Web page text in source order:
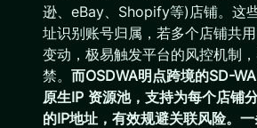
逊、eBay、Shopify等)店铺。这
址识别账号归属，若多个店铺共
变动，极易触发平台的风控机制
禁。 而OSDWA明点跨境的SD-
原生IP 资源池，支持为每个店铺
的IP地址，有效规避关联风险。